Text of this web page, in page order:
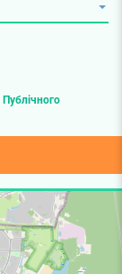
Публічного